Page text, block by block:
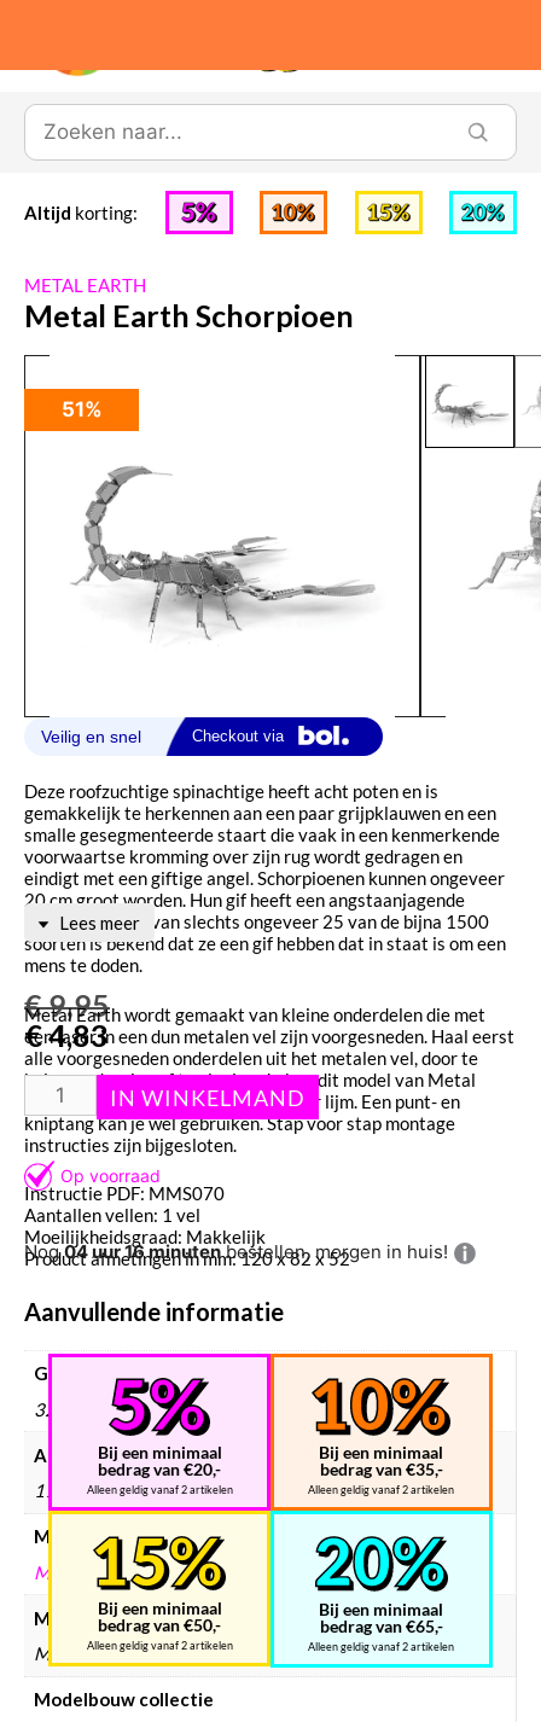
Altijd korting:
Deze roofzuchtige spinachtige heeft acht poten en is
gemakkelijk te herkennen aan een paar grijpklauwen en een
smalle gesegmenteerde staart die vaak in een kenmerkende
voorwaartse kromming over zijn rug wordt gedragen en
eindigt met een giftige angel. Schorpioenen kunnen ongeveer
20 cm groot worden. Hun gif heeft een angstaanjagende
reputatie, maar van slechts ongeveer 25 van de bijna 1500
soorten is bekend dat ze een gif hebben dat in staat is om een
mens te doden.
Metal Earth wordt gemaakt van kleine onderdelen die met
een laser in een dun metalen vel zijn voorgesneden. Haal eerst
alle voorgesneden onderdelen uit het metalen vel, door te
knippen, draaien of te plooien. Je kan dit model van Metal
Earth volledig in elkaar zetten zonder lijm. Een punt- en
kniptang kan je wel gebruiken. Stap voor stap montage
instructies zijn bijgesloten.
Instructie PDF: MMS070
Aantallen vellen: 1 vel
Moeilijkheidsgraad: Makkelijk
Product afmetingen in mm: 120 x 82 x 52
Aanvullende informatie
Gewicht
32 g
Afmetingen
170 × 120 × 1 mm
Merken
METAL EARTH
Modelbouw merken
Metal Earth
Modelbouw collectie
Lees meer
€9,95
€4,83
Nog04 uur 16 minutenbestellen, morgen in huis!
METAL EARTH
Metal Earth Schorpioen
51%
Bij een minimaal
bedrag van €20,-
Alleen geldig vanaf 2 artikelen
Bij een minimaal
bedrag van €35,-
Alleen geldig vanaf 2 artikelen
Bij een minimaal
bedrag van €50,-
Alleen geldig vanaf 2 artikelen
Bij een minimaal
bedrag van €65,-
Alleen geldig vanaf 2 artikelen